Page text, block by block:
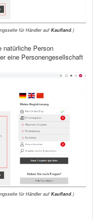
für Händler aufKaufland.)
natürliche Person
eine Personengesellschaft
für Händler aufKaufland.)